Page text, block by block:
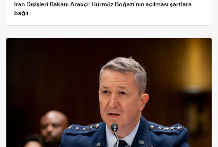
İran Dışişleri Bakanı Arakçi: Hürmüz Boğazı'nın açılması şartlara
bağlı